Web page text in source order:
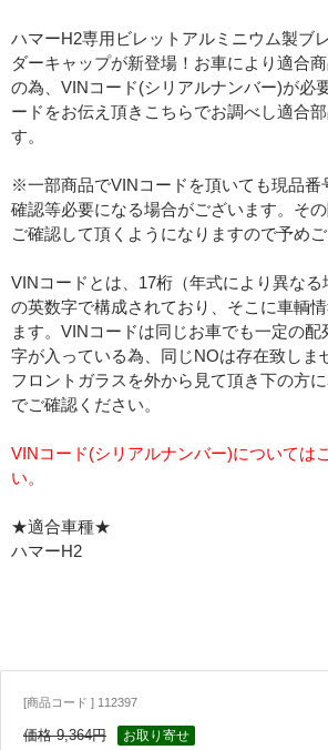
ハマーH2専用ビレットアルミニウム製ブ
ダーキャップが新登場！お車により適合
の為、VINコード(シリアルナンバー)が必
ードをお伝え頂きこちらでお調べし適合
す。
※一部商品でVINコードを頂いても現品番
確認等必要になる場合がございます。そ
ご確認して頂くようになりますので予めご
VINコードとは、17桁（年式により異なる
の英数字で構成されており、そこに車輌
ます。VINコードは同じお車でも一定の
字が入っている為、同じNOは存在致しま
フロントガラスを外から見て頂き下の方
でご確認ください。
VINコード(シリアルナンバー)については
い。
★適合車種★
ハマーH2
[商品コード ] 112397
価格 9,364円 お取り寄せ